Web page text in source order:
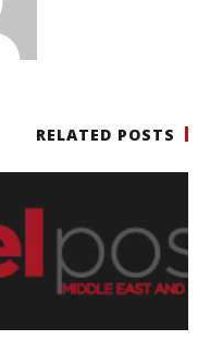
RELATED POSTS